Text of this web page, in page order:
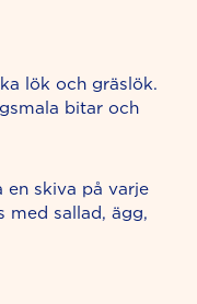
lök och gräslök.
bitar och
en skiva på varje
med sallad, ägg,